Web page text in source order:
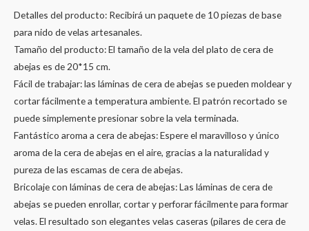
Detalles del producto: Recibirá un paquete de 10 piezas de base
para nido de velas artesanales.
Tamaño del producto: El tamaño de la vela del plato de cera de
abejas es de 20*15 cm.
Fácil de trabajar: las láminas de cera de abejas se pueden moldear y
cortar fácilmente a temperatura ambiente. El patrón recortado se
puede simplemente presionar sobre la vela terminada.
Fantástico aroma a cera de abejas: Espere el maravilloso y único
aroma de la cera de abejas en el aire, gracias a la naturalidad y
pureza de las escamas de cera de abejas.
Bricolaje con láminas de cera de abejas: Las láminas de cera de
abejas se pueden enrollar, cortar y perforar fácilmente para formar
velas. El resultado son elegantes velas caseras (pilares de cera de